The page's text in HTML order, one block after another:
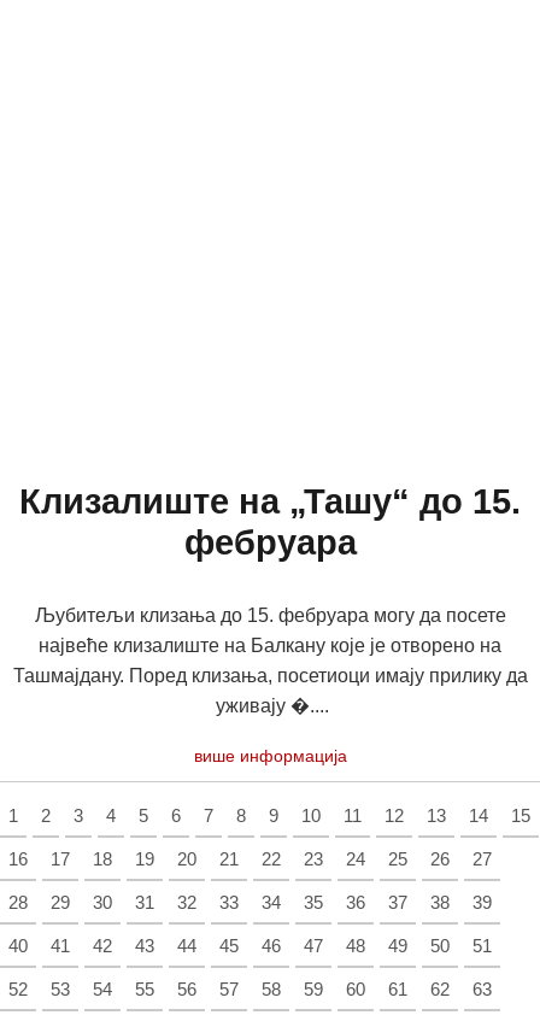
Клизалиште на „Ташу“ до 15.
фебруара
Љубитељи клизања до 15. фебруара могу да посете
највеће клизалиште на Балкану које је отворено на
Ташмајдану. Поред клизања, посетиоци имају прилику да
уживају �....
више информација
1 2 3 4 5 6 7 8 9 10 11 12 13 14 15
16 17 18 19 20 21 22 23 24 25 26 27
28 29 30 31 32 33 34 35 36 37 38 39
40 41 42 43 44 45 46 47 48 49 50 51
52 53 54 55 56 57 58 59 60 61 62 63